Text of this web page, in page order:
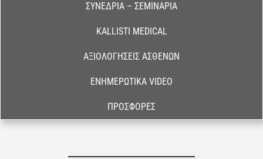
ΣΥΝΈΔΡΙΑ – ΣΕΜΙΝΆΡΙΑ
KALLISTI MEDICAL
ΑΞΙΟΛΟΓΉΣΕΙΣ ΑΣΘΕΝΏΝ
ΕΝΗΜΕΡΩΤΙΚΆ VIDEO
ΠΡΟΣΦΟΡΈΣ